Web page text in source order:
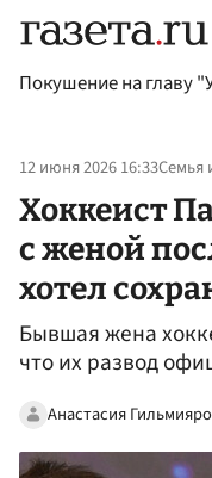
Покушение на главу
12 июня 2026 16:33Семья
Хоккеист
с женой
хотел
Бывшая жена
что их развод
Анастасия